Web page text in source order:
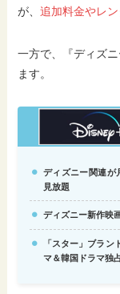
が、追加料金やレ
一方で、『ディズ
ます。
ディズニー関連が
見放題
ディズニー新作映
「スター」ブラン
マ＆韓国ドラマ独